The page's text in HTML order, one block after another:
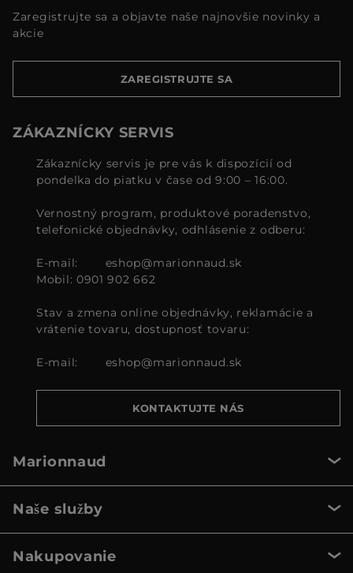
Zaregistrujte sa a objavte naše najnovšie novinky a
akcie
ZAREGISTRUJTE SA
ZÁKAZNÍCKY SERVIS
Zákaznícky servis je pre vás k dispozícií od
pondelka do piatku v čase od 9:00 – 16:00.
Vernostný program, produktové poradenstvo,
telefonické objednávky, odhlásenie z odberu:
E-mail:
eshop@marionnaud.sk
Mobil: 0901 902 662
Stav a zmena online objednávky, reklamácie a
vrátenie tovaru, dostupnosť tovaru:
E-mail: eshop@marionnaud.sk
KONTAKTUJTE NÁS
Marionnaud
Naše služby
Nakupovanie